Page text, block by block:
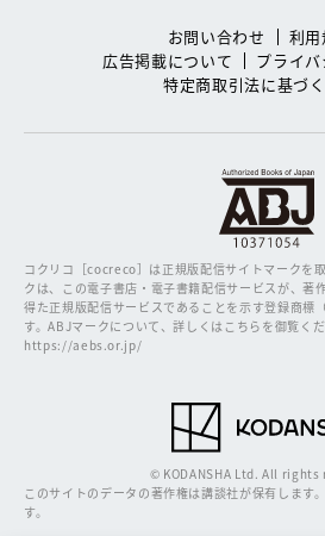
お問い合わせ
利
広告掲載について
プライ
特定商取引法に基づ
コクリコ［cocreco］は正規版配信サイトマークを
クは、この電子書店・電子書籍配信サービスが、著
得た正規版配信サービスであることを示す登録商標
す。ABJマークについて、詳しくはこちらを御覧くだ
https://aebs.or.jp/
© KODANSHA Ltd. All
このサイトのデータの著作権は講談社が保有します
す。